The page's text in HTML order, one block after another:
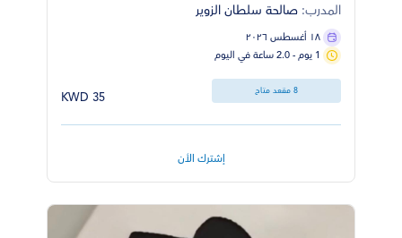
المدرب: صالحة سلطان الزوير
١٨ أغسطس ٢٠٢٦
1 يوم - 2.0 ساعة في اليوم
8 مقعد متاح 35 KWD
إشترك الأن